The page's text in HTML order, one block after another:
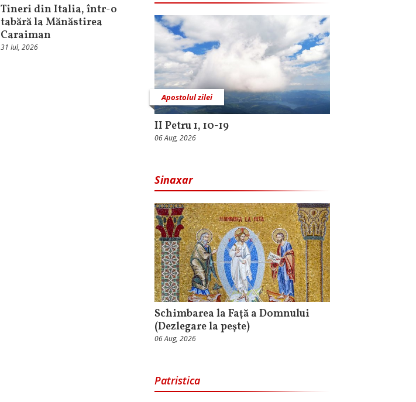
Tineri din Italia, într-o
tabără la Mănăstirea
Caraiman
31 Iul, 2026
Apostolul zilei
II Petru 1, 10-19
06 Aug, 2026
Sinaxar
Schimbarea la Faţă a Domnului
(Dezlegare la peşte)
06 Aug, 2026
Patristica